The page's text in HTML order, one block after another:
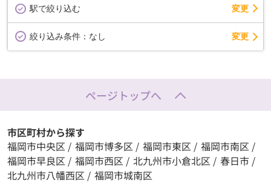
駅で絞り込む 変更
絞り込み条件： なし 変更
ページトップへ
市区町村から探す
福岡市中央区 / 福岡市博多区 / 福岡市東区 / 福岡市南区 /
福岡市早良区 / 福岡市西区 / 北九州市小倉北区 / 春日市 /
北九州市八幡西区 / 福岡市城南区